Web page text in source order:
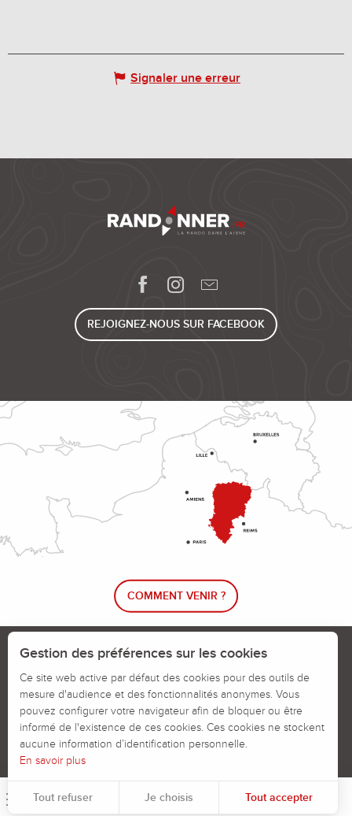
Menu
Signaler une erreur
REJOIGNEZ-NOUS SUR FACEBOOK
COMMENT VENIR ?
Le blog rando !
Calendrier des jours chassés
Signaler un problème sur un parcours
Politiques des Cookies Mentions légales
Gestion des préférences sur les cookies
Ce site web active par défaut des cookies pour des outils de
mesure d'audience et des fonctionnalités anonymes. Vous
pouvez configurer votre navigateur afin de bloquer ou être
informé de l'existence de ces cookies. Ces cookies ne stockent
aucune information d’identification personnelle.
En savoir plus
Tout refuser Je choisis Tout accepter